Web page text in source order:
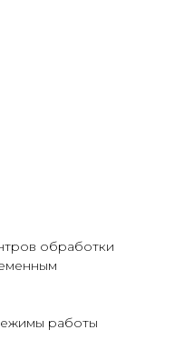
обработки
работы